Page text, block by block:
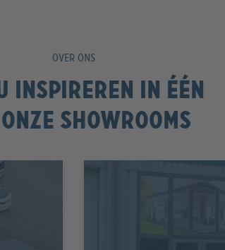
OVER ONS
inspireren in één
showrooms